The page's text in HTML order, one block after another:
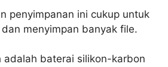
penyimpanan ini cukup untuk
menyimpan banyak file.
adalah baterai silikon-karbon